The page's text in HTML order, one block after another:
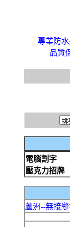
專業防
品質
電腦割字
壓克力招牌
蘆洲--無接